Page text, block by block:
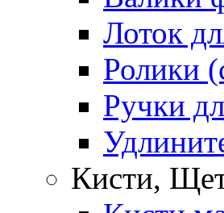
Лоток
Ролики
Ручки
Кисти,